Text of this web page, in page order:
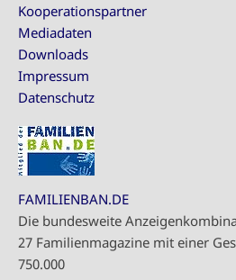
Kooperationspartner
Mediadaten
Downloads
Impressum
Datenschutz
FAMILIENBAN.DE
Die bundesweite
27 Familienmagazine mit einer
750.000